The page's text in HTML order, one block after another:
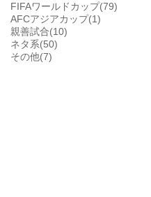
FIFAワールドカップ(79)
AFCアジアカップ(1)
親善試合(10)
ネタ系(50)
その他(7)